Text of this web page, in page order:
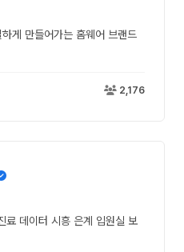
게 만들어가는 홈웨어 브랜드
2,176
데이터 시흥 은계 입원실 보